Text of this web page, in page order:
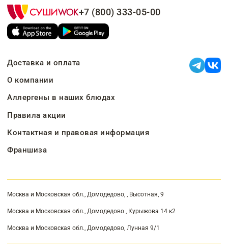
+7 (800) 333-05-00
Доставка и оплата
О компании
Аллергены в наших блюдах
Правила акции
Контактная и правовая информация
Франшиза
Москва и Московская обл., Домодедово, , Высотная, 9
Москва и Московская обл., Домодедово , Курыжова 14 к2
Москва и Московская обл., Домодедово, Лунная 9/1